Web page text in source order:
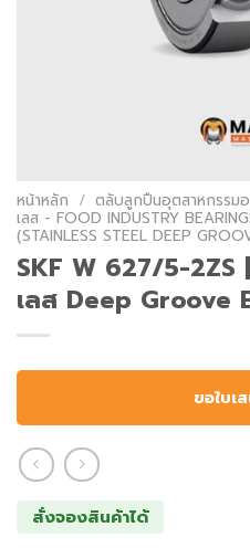
หน้าหลัก / ตลับลูกปืนอุตสาหกรรม
เลส - FOOD INDUSTRY
(STAINLESS STEEL DEEP
SKF W 627/5-
เลส Deep Groove
ขอใบเ
สั่งจองสินค้าได้